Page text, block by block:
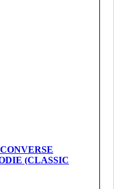
(CLASSIC